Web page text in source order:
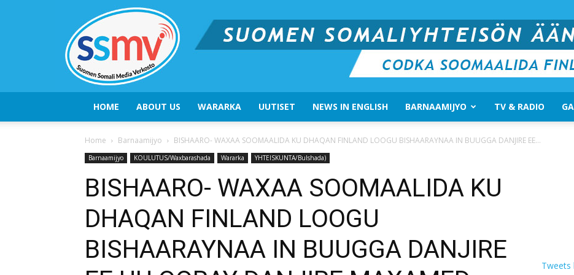
HOME ABOUT US WARARKA UUTISET NEWS IN ENGLISH BARNAAMIJYO TV & RADIO
Home Barnaamijyo BISHAARO- WAXAA SOOMAALIDA KU DHAQAN FINLAND LOOGU BISHAARAYNAA IN BUUGGA DANJIRE EE...
Barnaamijyo KOULUTUS/Waxbarashada Wararka YHTEISKUNTA/Bulshada)
BISHAARO- WAXAA SOOMAALIDA KU
DHAQAN FINLAND LOOGU
BISHAARAYNAA IN BUUGGA DANJIRE
Tweets